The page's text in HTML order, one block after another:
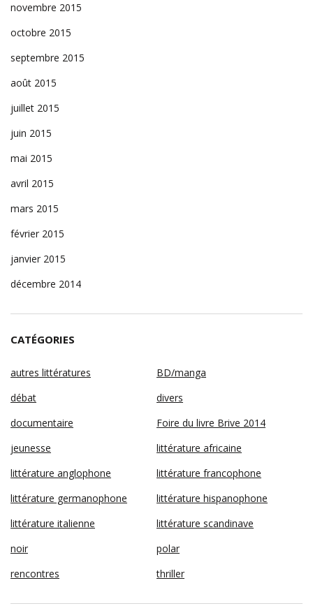
novembre 2015
octobre 2015
septembre 2015
août 2015
juillet 2015
juin 2015
mai 2015
avril 2015
mars 2015
février 2015
janvier 2015
décembre 2014
CATÉGORIES
autres littératures
BD/manga
débat
divers
documentaire
Foire du livre Brive 2014
jeunesse
littérature africaine
littérature anglophone
littérature francophone
littérature germanophone
littérature hispanophone
littérature italienne
littérature scandinave
noir
polar
rencontres
thriller